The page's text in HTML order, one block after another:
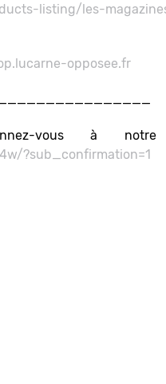
listing/les-
opposee.fr
vous à
?sub_confirmation=1